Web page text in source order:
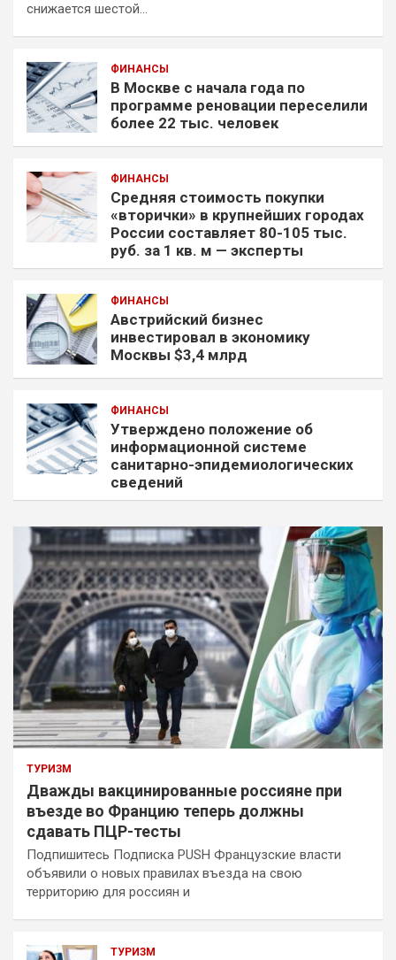
снижается шестой…
ФИНАНСЫ
В Москве с начала года по
программе реновации переселили
более 22 тыс. человек
ФИНАНСЫ
Средняя стоимость покупки
«вторички» в крупнейших городах
России составляет 80-105 тыс.
руб. за 1 кв. м — эксперты
ФИНАНСЫ
Австрийский бизнес
инвестировал в экономику
Москвы $3,4 млрд
ФИНАНСЫ
Утверждено положение об
информационной системе
санитарно-эпидемиологических
сведений
ТУРИЗМ
Дважды вакцинированные россияне при
въезде во Францию теперь должны
сдавать ПЦР-тесты
Подпишитесь Подписка PUSH Французские власти
объявили о новых правилах въезда на свою
территорию для россиян и
ТУРИЗМ